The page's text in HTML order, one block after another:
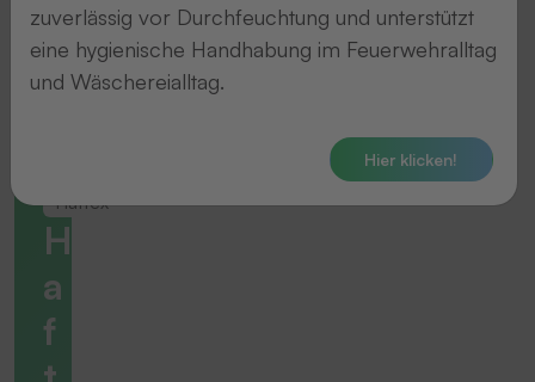
Haftex
H
a
f
zuverlässig vor Durchfeuchtung und unterstützt
eine hygienische Handhabung im Feuerwehralltag
und Wäschereialltag.
Hier klicken!